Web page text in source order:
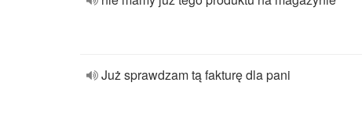
Już sprawdzam tą fakturę dla pani